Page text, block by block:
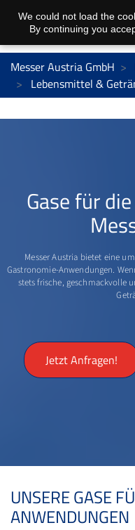
Messer Austria GmbH
Lebensmittel &
Gase für
Messer Austria bietet eine
Gastronomie-Anwendungen.
stets frische, geschmackvolle
Jetzt Anfragen!
UNSERE GASE
ANWENDUNGEN
We could not load the
By continuing you